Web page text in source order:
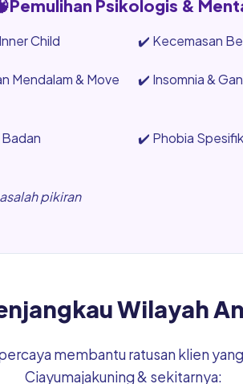
Pemulihan Psikologis &
Child ✔️ Kecemasan
Mendalam & Move
✔️ Insomnia &
✔️ Phobia
pikiran
Wilayah
membantu ratusan klien
Ciayumajakuning & sekitarnya: